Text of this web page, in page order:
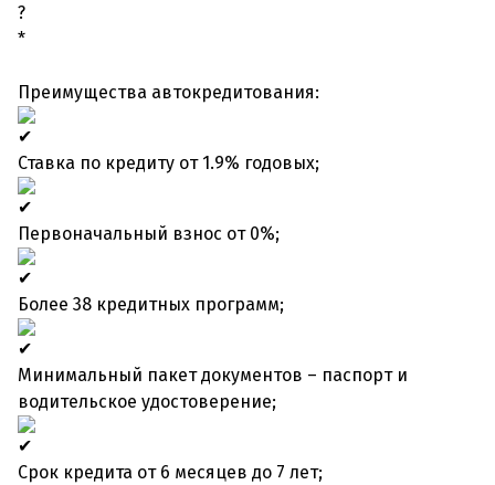
*
Преимущества автокредитования:
Ставка по кредиту от 1.9% годовых;
Первоначальный взнос от 0%;
Более 38 кредитных программ;
Минимальный пакет документов – паспорт и
водительское удостоверение;
Срок кредита от 6 месяцев до 7 лет;